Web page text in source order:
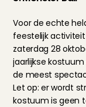
Voor de echte
feestelijk activiteit
zaterdag 28
jaarlijkse
de meest
Let op: er wordt
kostuum is geen